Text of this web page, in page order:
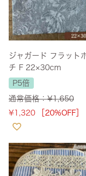
ジャガード フラット
チ F 22×30cm
P5倍
通常価格：¥1,650
¥1,320 ［20%OFF］